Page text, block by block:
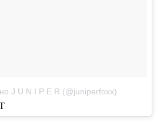
J U N I P E R (@juniperfoxx)